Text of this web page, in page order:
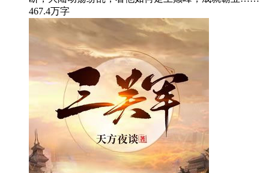
467.4万字